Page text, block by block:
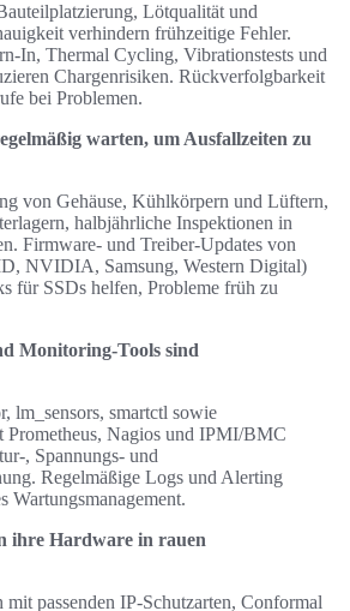
Lötqualität und
verhindern frühzeitige Fehler.
Thermal Cycling, Vibrationstests und
Chargenrisiken. Rückverfolgbarkeit
bei Problemen.
warten, um Ausfallzeiten zu
von Gehäuse, Kühlkörpern und Lüftern,
halbjährliche Inspektionen in
Firmware- und Treiber-Updates von
NVIDIA, Samsung, Western Digital)
für SSDs helfen, Probleme früh zu
Monitoring‑Tools sind
lm_sensors, smartctl sowie
Prometheus, Nagios und IPMI/BMC
Spannungs‑ und
Regelmäßige Logs und Alerting
Wartungsmanagement.
ihre Hardware in rauen
mit passenden IP‑Schutzarten, Conformal